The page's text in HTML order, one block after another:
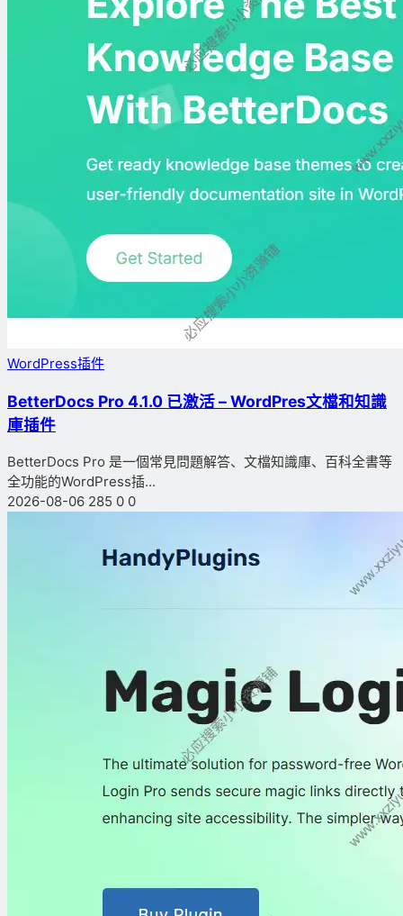
WordPress插件
BetterDocs Pro 4.1.0 已激活 – WordPres文檔和知識
庫插件
BetterDocs Pro 是一個常見問題解答、文檔知識庫、百科全書等
全功能的WordPress插...
2026-08-06 285 0 0